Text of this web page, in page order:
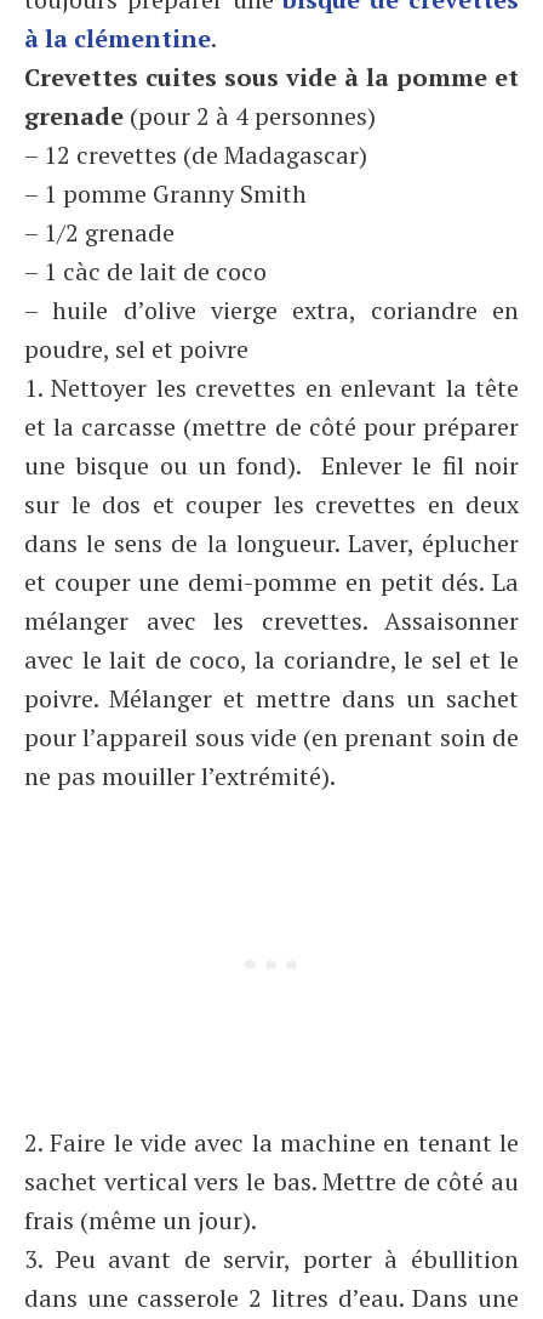
à la clémentine.
Crevettes cuites sous vide à la pomme et
grenade (pour 2 à 4 personnes)
– 12 crevettes (de Madagascar)
– 1 pomme Granny Smith
– 1/2 grenade
– 1 càc de lait de coco
– huile d’olive vierge extra, coriandre en
poudre, sel et poivre
1. Nettoyer les crevettes en enlevant la tête
et la carcasse (mettre de côté pour préparer
une bisque ou un fond). Enlever le fil noir
sur le dos et couper les crevettes en deux
dans le sens de la longueur. Laver, éplucher
et couper une demi-pomme en petit dés. La
mélanger avec les crevettes. Assaisonner
avec le lait de coco, la coriandre, le sel et le
poivre. Mélanger et mettre dans un sachet
pour l’appareil sous vide (en prenant soin de
ne pas mouiller l’extrémité).
2. Faire le vide avec la machine en tenant le
sachet vertical vers le bas. Mettre de côté au
frais (même un jour).
3. Peu avant de servir, porter à ébullition
dans une casserole 2 litres d’eau. Dans une